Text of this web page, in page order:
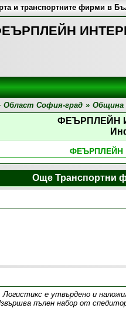
и транспортните фирми в
Област София-град » Община
ФЕЪРПЛЕЙН
ФЕЪРПЛЕЙН
Още Транспортни
Логистикс е утвърдено и
пълен набор от